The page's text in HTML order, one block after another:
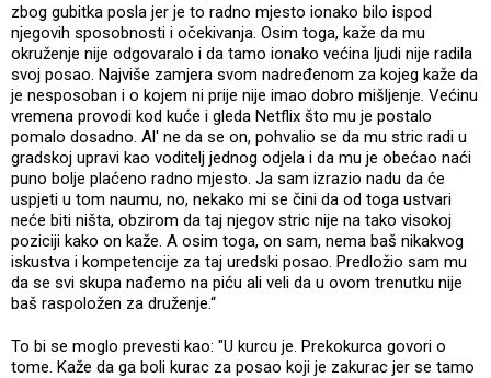
zbog gubitka posla jer je to radno mjesto ionako bilo ispod
njegovih sposobnosti i očekivanja. Osim toga, kaže da mu
okruženje nije odgovaralo i da tamo ionako većina ljudi nije radila
svoj posao. Najviše zamjera svom nadređenom za kojeg kaže da
je nesposoban i o kojem ni prije nije imao dobro mišljenje. Većinu
vremena provodi kod kuće i gleda Netflix što mu je postalo
pomalo dosadno. Al' ne da se on, pohvalio se da mu stric radi u
gradskoj upravi kao voditelj jednog odjela i da mu je obećao naći
puno bolje plaćeno radno mjesto. Ja sam izrazio nadu da će
uspjeti u tom naumu, no, nekako mi se čini da od toga ustvari
neće biti ništa, obzirom da taj njegov stric nije na tako visokoj
poziciji kako on kaže. A osim toga, on sam, nema baš nikakvog
iskustva i kompetencije za taj uredski posao. Predložio sam mu
da se svi skupa nađemo na piću ali veli da u ovom trenutku nije
baš raspoložen za druženje.“
To bi se moglo prevesti kao: "U kurcu je. Prekokurca govori o
tome. Kaže da ga boli kurac za posao koji je zakurac jer se tamo